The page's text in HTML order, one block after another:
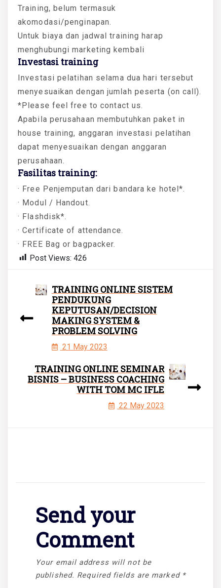
Training, belum termasuk
akomodasi/penginapan.
Untuk biaya dan jadwal training harap
menghubungi marketing kembali
Investasi training
Investasi pelatihan selama dua hari tersebut
menyesuaikan dengan jumlah peserta (on call).
*Please feel free to contact us.
Apabila perusahaan membutuhkan paket in
house training, anggaran investasi pelatihan
dapat menyesuaikan dengan anggaran
perusahaan.
Fasilitas training:
· Free Penjemputan dari bandara ke hotel*.
· Modul / Handout.
· Flashdisk*.
· Certificate of attendance.
· FREE Bag or bagpacker.
Post Views: 426
TRAINING ONLINE SISTEM
PENDUKUNG
KEPUTUSAN/DECISION
MAKING SYSTEM &
PROBLEM SOLVING
21 May 2023
TRAINING ONLINE SEMINAR
BISNIS – BUSINESS COACHING
WITH TOM MC IFLE
22 May 2023
Send your
Comment
Your email address will not be
published. Required fields are marked *